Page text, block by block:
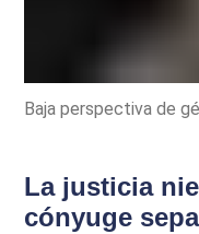
Baja perspectiva de
La justicia
cónyuge